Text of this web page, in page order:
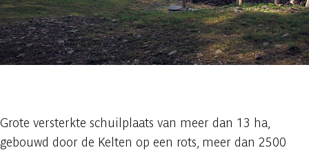
Grote versterkte schuilplaats van meer dan 13 ha,
gebouwd door de Kelten op een rots, meer dan 2500